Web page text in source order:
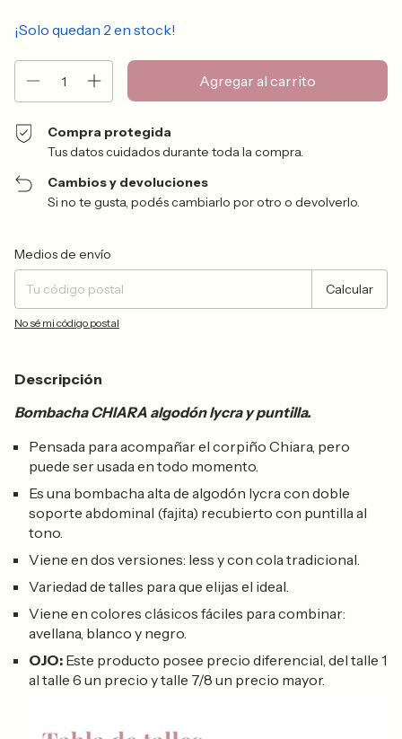
¡Solo quedan 2 en stock!
Compra protegida
Tus datos cuidados durante toda la compra.
Cambios y devoluciones
Si no te gusta, podés cambiarlo por otro o devolverlo.
Entregas para el CP:
Medios de envío
Calcular
No sé mi código postal
Descripción
Bombacha CHIARA algodón lycra y puntilla.
Pensada para acompañar el corpiño Chiara, pero
puede ser usada en todo momento.
Es una bombacha alta de algodón lycra con doble
soporte abdominal (fajita) recubierto con puntilla al
tono.
Viene en dos versiones: less y con cola tradicional.
Variedad de talles para que elijas el ideal.
Viene en colores clásicos fáciles para combinar:
avellana, blanco y negro.
OJO: Este producto posee precio diferencial, del talle 1
al talle 6 un precio y talle 7/8 un precio mayor.